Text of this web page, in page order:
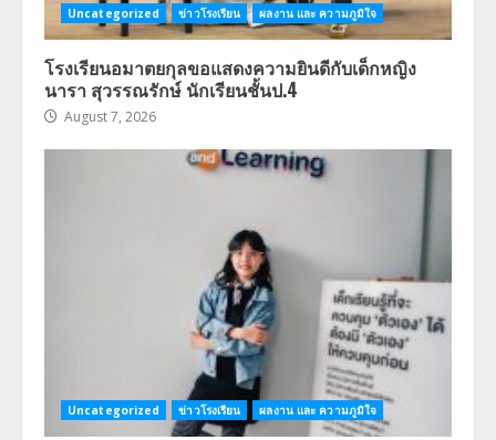
Uncategorized ข่าวโรงเรียน ผลงาน และ ความภูมิใจ
โรงเรียนอมาตยกุลขอแสดงความยินดีกับเด็กหญิง
นารา สุวรรณรักษ์ นักเรียนชั้นป.4
August 7, 2026
Uncategorized ข่าวโรงเรียน ผลงาน และ ความภูมิใจ